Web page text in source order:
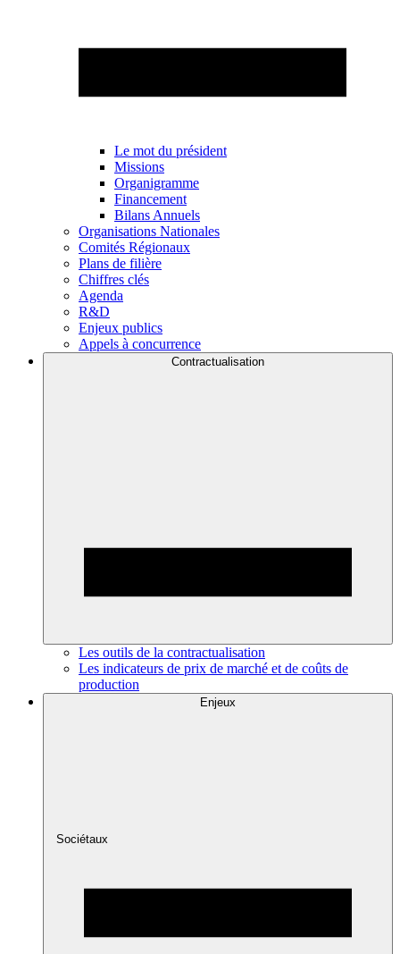
Le mot du président
Missions
Organigramme
Financement
Bilans Annuels
Organisations Nationales
Comités Régionaux
Plans de filière
Chiffres clés
Agenda
R&D
Enjeux publics
Appels à concurrence
Contractualisation
Les outils de la contractualisation
Les indicateurs de prix de marché et de coûts de
production
Enjeux
Sociétaux